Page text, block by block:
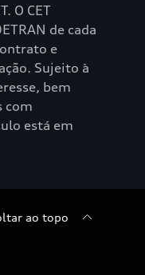
O CET
de cada
e
Sujeito à
bem
com
está em
ao topo